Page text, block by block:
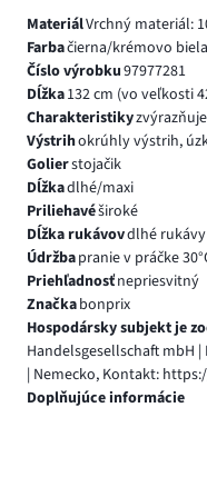
MateriálVrchný materiál:
Farbačierna/krémovo
Číslo výrobku97977281
Dĺžka132 cm (vo veľkosti
Charakteristiky
Výstrihokrúhly výstrih,
Golierstojačik
Dĺžkadlhé/maxi
Priliehavéširoké
Dĺžka rukávovdlhé rukávy
Údržbapranie v práčke
Priehľadnosťnepriesvitný
Značkabonprix
Hospodársky subjekt je
Handelsgesellschaft mbH
| Nemecko, Kontakt:
Doplňujúce informácie